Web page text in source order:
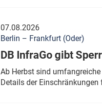
07.08.2026
Berlin – Frankfurt (Oder)
DB InfraGo gibt
Ab Herbst sind
Details der